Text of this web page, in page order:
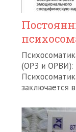
(ОРЗ и ОРВИ):
заключается